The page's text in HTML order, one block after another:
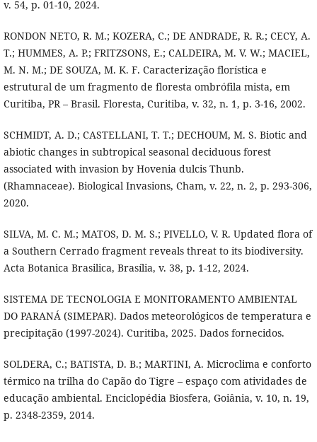
v. 54, p. 01-10, 2024.
RONDON NETO, R. M.; KOZERA, C.; DE ANDRADE, R. R.; CECY, A.
T.; HUMMES, A. P.; FRITZSONS, E.; CALDEIRA, M. V. W.; MACIEL,
M. N. M.; DE SOUZA, M. K. F. Caracterização florística e
estrutural de um fragmento de floresta ombrófila mista, em
Curitiba, PR – Brasil. Floresta, Curitiba, v. 32, n. 1, p. 3-16, 2002.
SCHMIDT, A. D.; CASTELLANI, T. T.; DECHOUM, M. S. Biotic and
abiotic changes in subtropical seasonal deciduous forest
associated with invasion by Hovenia dulcis Thunb.
(Rhamnaceae). Biological Invasions, Cham, v. 22, n. 2, p. 293-306,
2020.
SILVA, M. C. M.; MATOS, D. M. S.; PIVELLO, V. R. Updated flora of
a Southern Cerrado fragment reveals threat to its biodiversity.
Acta Botanica Brasilica, Brasília, v. 38, p. 1-12, 2024.
SISTEMA DE TECNOLOGIA E MONITORAMENTO AMBIENTAL
DO PARANÁ (SIMEPAR). Dados meteorológicos de temperatura e
precipitação (1997-2024). Curitiba, 2025. Dados fornecidos.
SOLDERA, C.; BATISTA, D. B.; MARTINI, A. Microclima e conforto
térmico na trilha do Capão do Tigre – espaço com atividades de
educação ambiental. Enciclopédia Biosfera, Goiânia, v. 10, n. 19,
p. 2348-2359, 2014.